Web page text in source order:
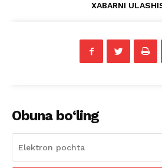
XABARNI
Obuna bo‘ling